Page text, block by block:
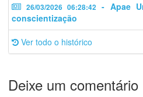
26/03/2026 06:28:42 - Apae
conscientização
Ver todo o histórico
Deixe um comentário